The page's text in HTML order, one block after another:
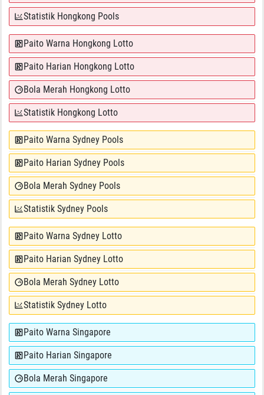
Statistik Hongkong Pools
Paito Warna Hongkong Lotto
Paito Harian Hongkong Lotto
Bola Merah Hongkong Lotto
Statistik Hongkong Lotto
Paito Warna Sydney Pools
Paito Harian Sydney Pools
Bola Merah Sydney Pools
Statistik Sydney Pools
Paito Warna Sydney Lotto
Paito Harian Sydney Lotto
Bola Merah Sydney Lotto
Statistik Sydney Lotto
Paito Warna Singapore
Paito Harian Singapore
Bola Merah Singapore